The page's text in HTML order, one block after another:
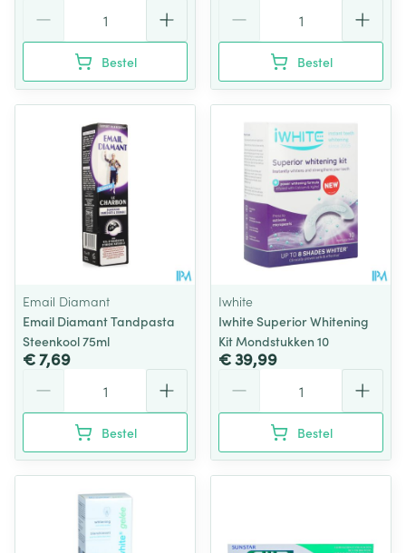
Bestel Bestel
Email Diamant
Email Diamant Tandpasta
Steenkool 75ml
€ 7,69
Bestel
Iwhite
Iwhite Superior Whitening
Kit Mondstukken 10
€ 39,99
Bestel